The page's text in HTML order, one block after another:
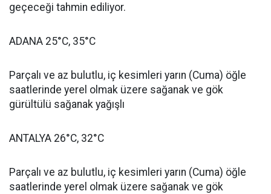
geçeceği tahmin ediliyor.
ADANA 25°C, 35°C
Parçalı ve az bulutlu, iç kesimleri yarın (Cuma) öğle
saatlerinde yerel olmak üzere sağanak ve gök
gürültülü sağanak yağışlı
ANTALYA 26°C, 32°C
Parçalı ve az bulutlu, iç kesimleri yarın (Cuma) öğle
saatlerinde yerel olmak üzere sağanak ve gök